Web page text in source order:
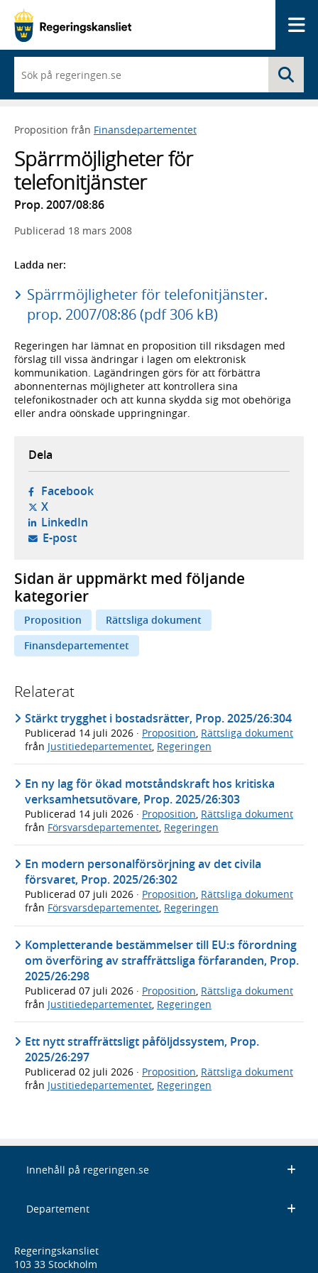
du
börjar
skriva
framträder
lista
med
sökförslag
Proposition från Finansdepartementet
Spärrmöjligheter för
telefonitjänster
Prop. 2007/08:86
Publicerad 18 mars 2008
Ladda ner:
Spärrmöjligheter för telefonitjänster.
prop. 2007/08:86 (pdf 306 kB)
Regeringen har lämnat en proposition till riksdagen med
förslag till vissa ändringar i lagen om elektronisk
kommunikation. Lagändringen görs för att förbättra
abonnenternas möjligheter att kontrollera sina
telefonikostnader och att kunna skydda sig mot obehöriga
eller andra oönskade uppringningar.
Dela
Facebook- öppnas i ny flik, extern webbplats,
X- öppnas i ny flik, extern webbplats,
LinkedIn- öppnas i ny flik, extern webbplats,
E-post- öppnar din e-postklient,
Sidan är uppmärkt med följande
kategorier
Proposition
Rättsliga dokument
Finansdepartementet
Relaterat
Stärkt trygghet i bostadsrätter, Prop. 2025/26:304
Publicerad 14 juli 2026 · Proposition, Rättsliga dokument
från Justitiedepartementet, Regeringen
En ny lag för ökad motståndskraft hos kritiska
verksamhetsutövare, Prop. 2025/26:303
Publicerad 14 juli 2026 · Proposition Rättsliga dokument
från Försvarsdepartementet Regeringen
En modern personalförsörjning av det civila
försvaret, Prop. 2025/26:302
Publicerad 07 juli 2026 · Proposition, Rättsliga dokument
från Försvarsdepartementet, Regeringen
Kompletterande bestämmelser till EU:s förordning
om överföring av straffrättsliga förfaranden, Prop.
2025/26:298
Publicerad 07 juli 2026 · Proposition, Rättsliga dokument
från Justitiedepartementet, Regeringen
Ett nytt straffrättsligt påföljdssystem, Prop.
2025/26:297
Publicerad 02 juli 2026 · Proposition Rättsliga dokument
från Justitiedepartementet Regeringen
Innehåll på regeringen.se
Departement
Regeringskansliet
103 33 Stockholm